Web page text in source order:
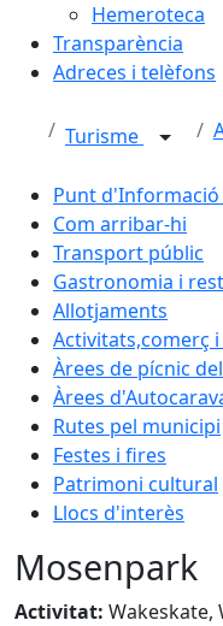
Hemeroteca
Transparència
Adreces i telèfons
Turisme
Punt d'Informació
Com arribar-hi
Transport públic
Gastronomia i
Allotjaments
Activitats,comerç i
Àrees de pícnic
Àrees
Rutes pel municipi
Festes i fires
Patrimoni cultural
Llocs d'interès
Mosenpark
Activitat: Wakeskate,